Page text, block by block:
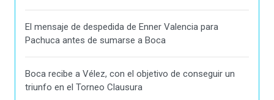
El mensaje de despedida de Enner Valencia para
Pachuca antes de sumarse a Boca
Boca recibe a Vélez, con el objetivo de conseguir un
triunfo en el Torneo Clausura